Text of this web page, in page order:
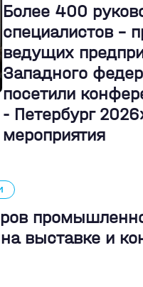
Более 400
специалистов –
ведущих
Западного
посетили
- Петербург
мероприятия
выставке и